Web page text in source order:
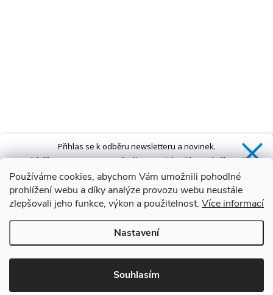
Používáme cookies, abychom Vám umožnili pohodlné
prohlížení webu a díky analýze provozu webu neustále
zlepšovali jeho funkce, výkon a použitelnost. Více informací
Nastavení
Souhlasím
Přihlas se k odběru newsletteru a novinek.
ZískášSLEVU 5 %na první nákup a také exkluzivní přístup k
novinkám, slevám a dalším speciálním nabídkám.*
Ano, chci se přihlásit
Zásady zpracování osobních údajů
*Sleva neplatí na vany s dvířky AVO a VOVO